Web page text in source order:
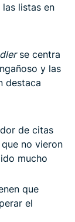
listas en
se centra
y las
destaca
de citas
no vieron
mucho
que
el